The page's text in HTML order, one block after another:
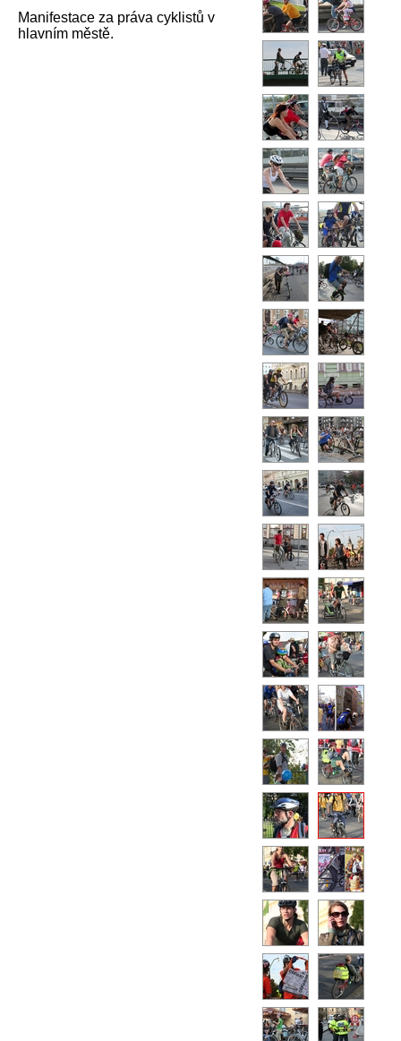
Manifestace za práva cyklistů v
hlavním městě.